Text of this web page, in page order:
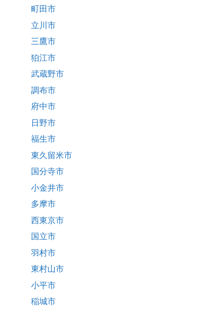
町田市
立川市
三鷹市
狛江市
武蔵野市
調布市
府中市
日野市
福生市
東久留米市
国分寺市
小金井市
多摩市
西東京市
国立市
羽村市
東村山市
小平市
稲城市